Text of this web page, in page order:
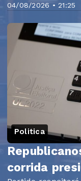
04/08/2026 • 21:25
Politica
corrida